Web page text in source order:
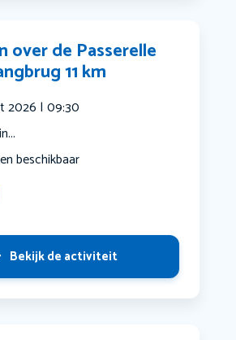
over de Passerelle
11 km
2026 | 09:30
beschikbaar
Bekijk de activiteit